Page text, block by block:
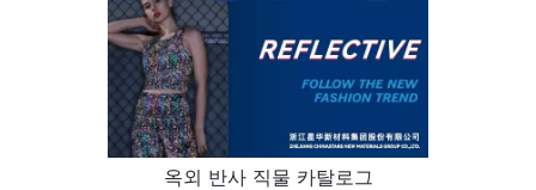
옥외 반사 직물 카탈로그